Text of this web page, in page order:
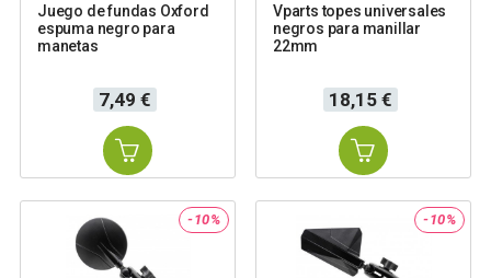
Juego de fundas Oxford
espuma negro para
manetas
Precio
7,49 €
Vparts topes universales
negros para manillar
22mm
Precio
18,15 €
-10% -10%